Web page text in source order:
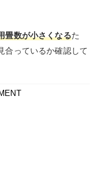
畳数が小さくなるた
合っているか確認して